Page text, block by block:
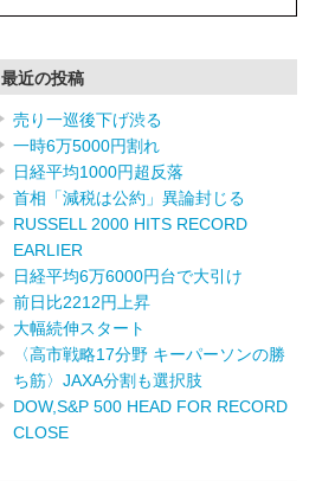
最近の投稿
売り一巡後下げ渋る
一時6万5000円割れ
日経平均1000円超反落
首相「減税は公約」異論封じる
RUSSELL 2000 HITS RECORD
EARLIER
日経平均6万6000円台で大引け
前日比2212円上昇
大幅続伸スタート
〈高市戦略17分野 キーパーソンの勝
ち筋〉JAXA分割も選択肢
DOW,S&P 500 HEAD FOR RECORD
CLOSE